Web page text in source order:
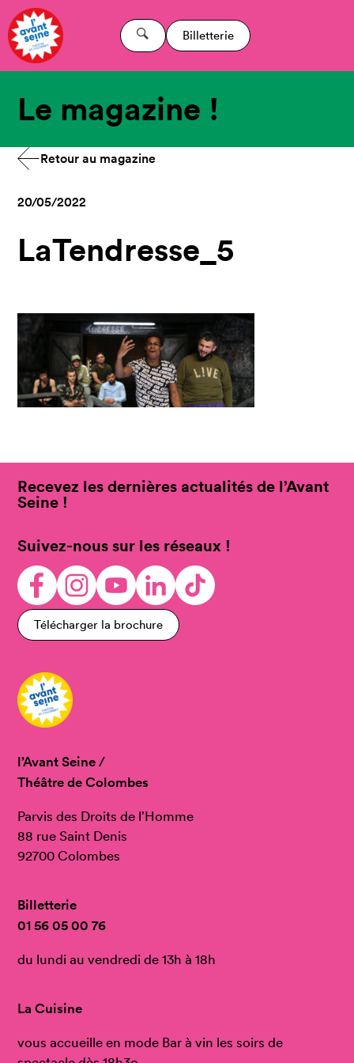
Billetterie
Le magazine !
Retour au magazine
20/05/2022
LaTendresse_5
Recevez les dernières actualités de l’Avant
Seine !
Suivez-nous sur les réseaux !
Télécharger la brochure
l’Avant Seine /
Théâtre de Colombes
Parvis des Droits de l’Homme
88 rue Saint Denis
92700 Colombes
Billetterie
01 56 05 00 76
du lundi au vendredi de 13h à 18h
La Cuisine
vous accueille en mode Bar à vin les soirs de